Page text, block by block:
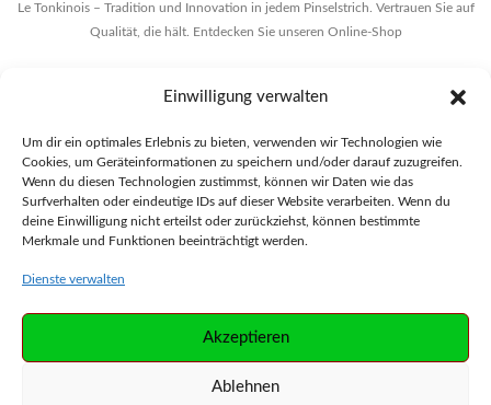
Einwilligung verwalten
Um dir ein optimales Erlebnis zu bieten, verwenden wir Technologien wie
Cookies, um Geräteinformationen zu speichern und/oder darauf zuzugreifen.
Wenn du diesen Technologien zustimmst, können wir Daten wie das
Surfverhalten oder eindeutige IDs auf dieser Website verarbeiten. Wenn du
deine Einwilligung nicht erteilst oder zurückziehst, können bestimmte
Merkmale und Funktionen beeinträchtigt werden.
Dienste verwalten
Akzeptieren
Ablehnen
Le Tonkinois – Tradition und Innovation in jedem Pinselstrich. Vertrauen Sie auf
Qualität, die hält. Entdecken Sie unseren Online-Shop
RÜCKERSTATTUNGEN UND RÜCKGABEN
ALLGEMEINE GESCHÄFTSBEDINGUNGEN
DATENSCHUTZERKLÄRUNGIMPRESSUM
Vertrag widerrufen